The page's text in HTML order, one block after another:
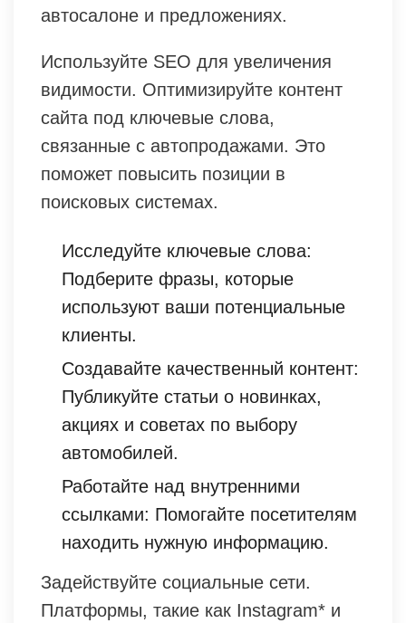
автосалоне и предложениях.
Используйте SEO для увеличения
видимости. Оптимизируйте контент
сайта под ключевые слова,
связанные с автопродажами. Это
поможет повысить позиции в
поисковых системах.
Исследуйте ключевые слова:
Подберите фразы, которые
используют ваши потенциальные
клиенты.
Создавайте качественный контент:
Публикуйте статьи о новинках,
акциях и советах по выбору
автомобилей.
Работайте над внутренними
ссылками: Помогайте посетителям
находить нужную информацию.
Задействуйте социальные сети.
Платформы, такие как Instagram* и